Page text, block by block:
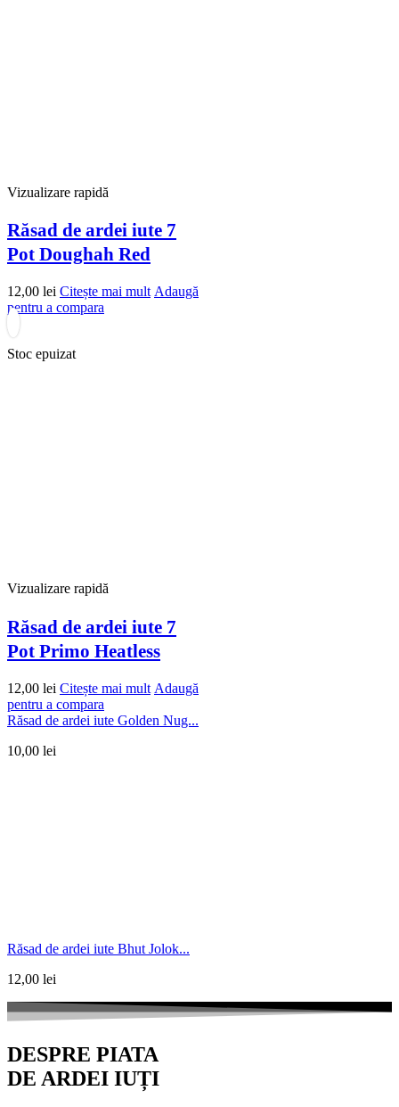
Vizualizare rapidă
Răsad de ardei iute 7
Pot Doughah Red
12,00 lei Citește mai mult Adaugă
pentru a compara
Stoc epuizat
Vizualizare rapidă
Răsad de ardei iute 7
Pot Primo Heatless
12,00 lei Citește mai mult Adaugă
pentru a compara
Răsad de ardei iute Golden Nug...
10,00 lei
Răsad de ardei iute Bhut Jolok...
12,00 lei
DESPRE PIATA
DE ARDEI IUȚI